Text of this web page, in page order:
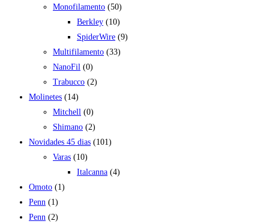
Monofilamento (50)
Berkley (10)
SpiderWire (9)
Multifilamento (33)
NanoFil (0)
Trabucco (2)
Molinetes (14)
Mitchell (0)
Shimano (2)
Novidades 45 dias (101)
Varas (10)
Italcanna (4)
Omoto (1)
Penn (1)
Penn (2)